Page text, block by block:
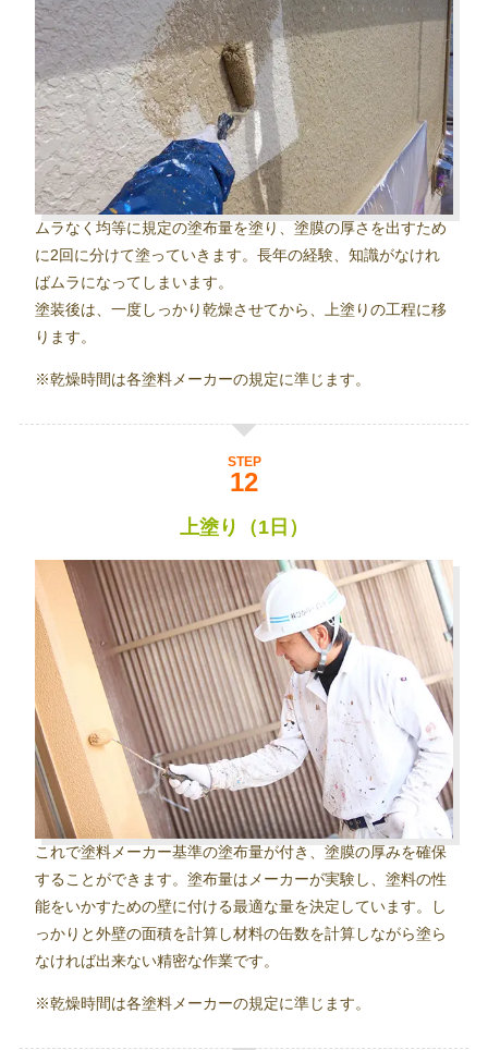
ムラなく均等に規定の塗布量を塗り、塗膜の厚さを出すため
に2回に分けて塗っていきます。長年の経験、知識がなけれ
ばムラになってしまいます。
塗装後は、一度しっかり乾燥させてから、上塗りの工程に移
ります。
※乾燥時間は各塗料メーカーの規定に準じます。
STEP
上塗り（1日）
これで塗料メーカー基準の塗布量が付き、塗膜の厚みを確保
することができます。塗布量はメーカーが実験し、塗料の性
能をいかすための壁に付ける最適な量を決定しています。し
っかりと外壁の面積を計算し材料の缶数を計算しながら塗ら
なければ出来ない精密な作業です。
※乾燥時間は各塗料メーカーの規定に準じます。